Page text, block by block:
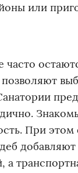
или
часто
При